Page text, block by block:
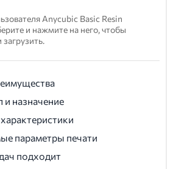
Anycubic Basic Resin
и нажмите на него, чтобы
и назначение
параметры печати
подходит